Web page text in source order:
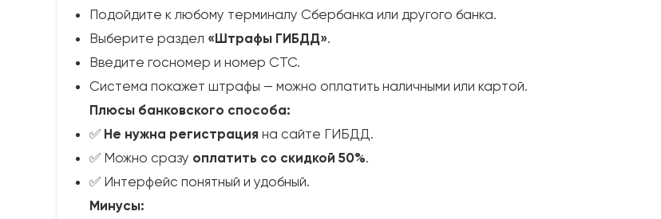
Подойдите к любому терминалу Сбербанка или другого банка.
Выберите раздел «Штрафы ГИБДД».
Введите госномер и номер СТС.
Система покажет штрафы — можно оплатить наличными или картой.
Плюсы банковского способа:
✅ Не нужна регистрация на сайте ГИБДД.
✅ Можно сразу оплатить со скидкой 50%.
✅ Интерфейс понятный и удобный.
Минусы: